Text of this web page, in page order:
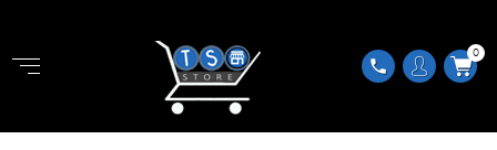
phone
0